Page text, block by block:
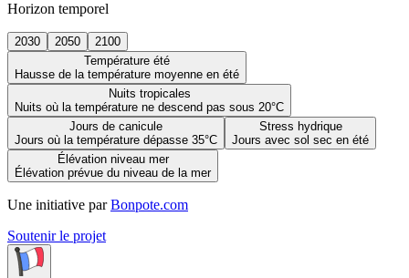
Horizon temporel
2030 2050
2100
Température été
Hausse de la température moyenne en été
Nuits tropicales
Nuits où la température ne descend pas sous 20°C
Jours de canicule
Jours où la température dépasse 35°C
Stress hydrique
Jours avec sol sec en été
Élévation niveau mer
Élévation prévue du niveau de la mer
Une initiative par Bonpote.com
Soutenir le projet